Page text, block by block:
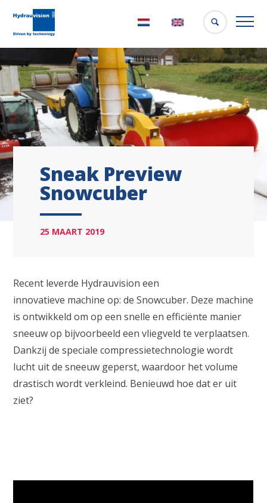
NederlandsEnglish
Sneak Preview
Snowcuber
25 MAART 2019
Recent leverde Hydrauvision een
innovatieve machine op: de Snowcuber. Deze machine
is ontwikkeld om op een snelle en efficiënte manier
sneeuw op bijvoorbeeld een vliegveld te verplaatsen.
Dankzij de speciale compressietechnologie wordt
lucht uit de sneeuw geperst, waardoor het volume
drastisch wordt verkleind. Benieuwd hoe dat er uit
ziet?